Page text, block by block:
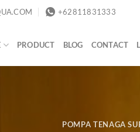
+62811831333
PRODUCT BLOG CONTACT
POMPA TENAGA